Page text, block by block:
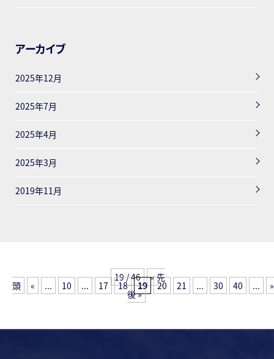
アーカイブ
2025年12月
2025年7月
2025年4月
2025年3月
2019年11月
19 / 46 « 先
頭 « ... 10 ... 17 18 19 20 21 ... 30 40 ... »
後 »